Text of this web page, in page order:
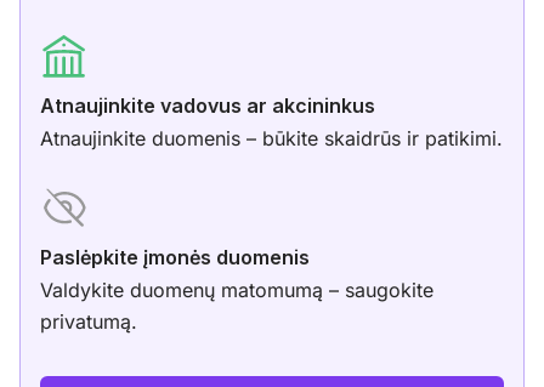
Atnaujinkite vadovus ar akcininkus
Atnaujinkite duomenis – būkite skaidrūs ir patikimi.
Paslėpkite įmonės duomenis
Valdykite duomenų matomumą – saugokite
privatumą.